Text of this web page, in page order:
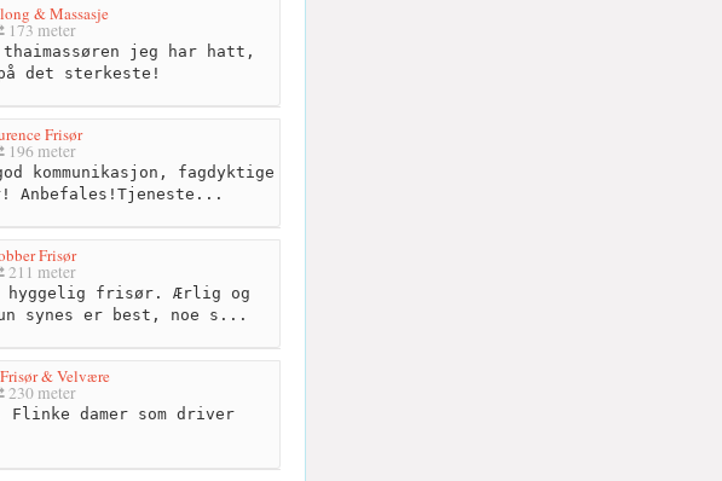
& Massasje
173 meter
jeg har hatt,
det sterkeste!
Frisør
196 meter
kommunikasjon, fagdyktige
Frisør
211 meter
hyggelig frisør. Ærlig og
synes er best, noe s...
& Velvære
230 meter
damer som driver